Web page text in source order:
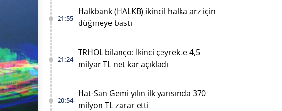
21:55
Halkbank (HALKB) ikincil halka arz için
düğmeye bastı
21:24
TRHOL bilanço: İkinci çeyrekte 4,5
milyar TL net kar açıkladı
20:54
Hat-San Gemi yılın ilk yarısında 370
milyon TL zarar etti